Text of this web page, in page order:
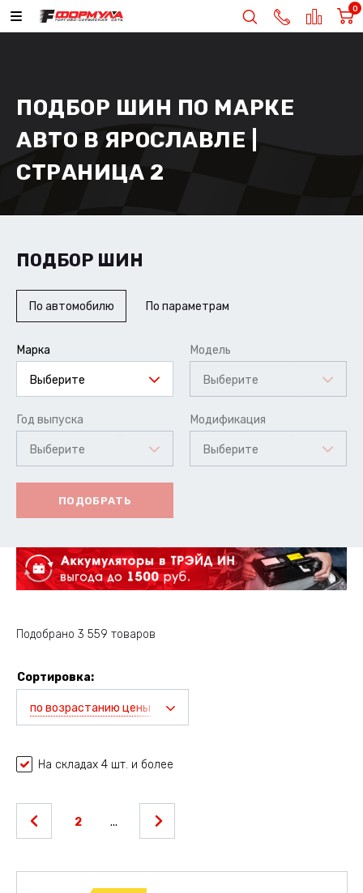
0
ПОДБОР ШИН ПО МАРКЕ
АВТО В ЯРОСЛАВЛЕ |
СТРАНИЦА 2
ПОДБОР ШИН
По автомобилю По параметрам
Марка
Выберите
Модель
Выберите
Год выпуска
Выберите
Модификация
Выберите
ПОДОБРАТЬ
Подобрано 3 559 товаров
Сортировка:
по возрастанию цены
На складах 4 шт. и более
2 ...